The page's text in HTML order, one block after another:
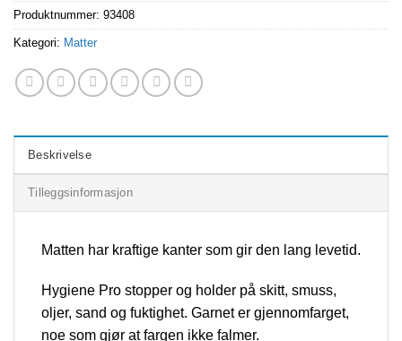
Produktnummer: 93408
Kategori: Matter
Beskrivelse
Tilleggsinformasjon
Matten har kraftige kanter som gir den lang levetid.
Hygiene Pro stopper og holder på skitt, smuss,
oljer, sand og fuktighet. Garnet er gjennomfarget,
noe som gjør at fargen ikke falmer.